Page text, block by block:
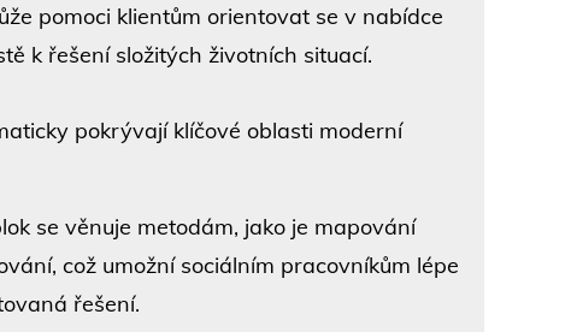
pomoci klientům orientovat se v nabídce
k řešení složitých životních situací.
pokrývají klíčové oblasti moderní
se věnuje metodám, jako je mapování
což umožní sociálním pracovníkům lépe
řešení.